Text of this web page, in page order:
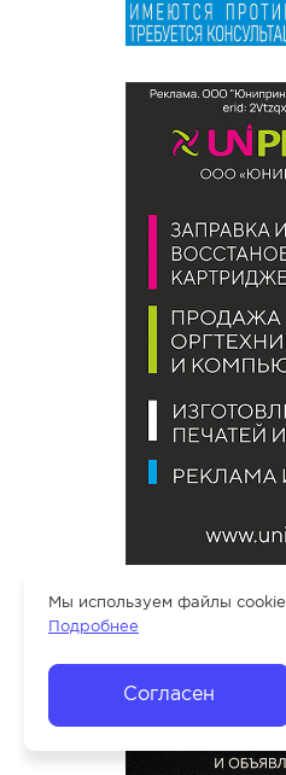
Согласен
Мы используем файлы cookie.
Подробнее